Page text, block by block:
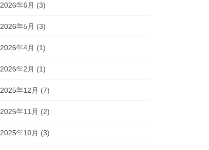
2026年6月 (3)
2026年5月 (3)
2026年4月 (1)
2026年2月 (1)
2025年12月 (7)
2025年11月 (2)
2025年10月 (3)